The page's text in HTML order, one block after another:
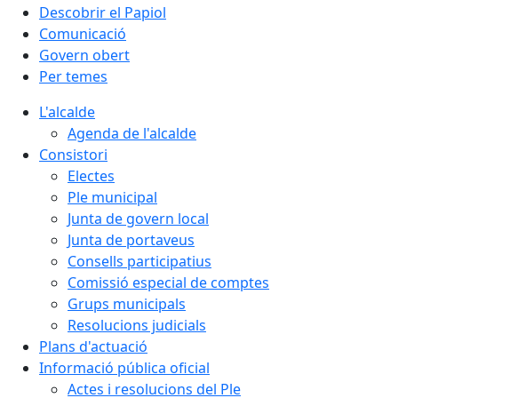
Descobrir el Papiol
Comunicació
Govern obert
Per temes
L'alcalde
Agenda de l'alcalde
Consistori
Electes
Ple municipal
Junta de govern local
Junta de portaveus
Consells participatius
Comissió especial de comptes
Grups municipals
Resolucions judicials
Plans d'actuació
Informació pública oficial
Actes i resolucions del Ple